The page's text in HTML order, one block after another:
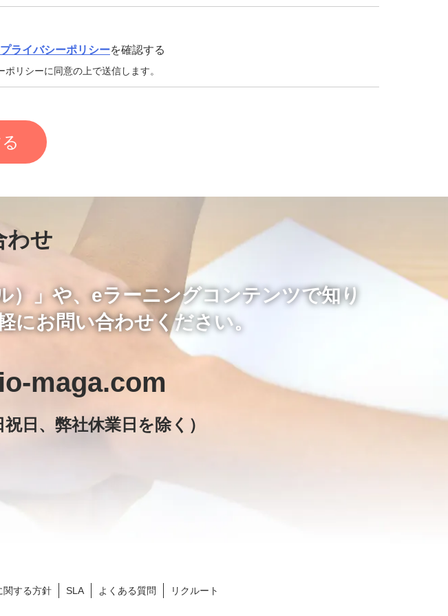
プライバシーポリシーを確認する
リシーに同意の上で送信します。
わせ
）」や、eラーニングコンテンツで知り
にお問い合わせください。
maga.com
日、弊社休業日を除く）
関する方針 SLA よくある質問 リクルート